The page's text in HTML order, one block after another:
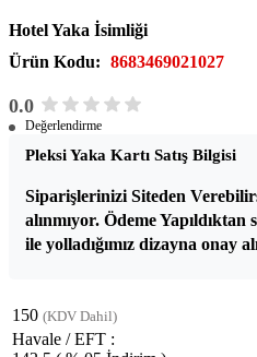
Hotel Yaka İsimliği
Ürün Kodu: 8683469021027
0.0
Değerlendirme
Pleksi Yaka Kartı Satış Bilgisi
Siparişlerinizi Siteden
alınmıyor. Ödeme
ile yolladığımız dizayna onay
150 (KDV Dahil)
Havale / EFT :